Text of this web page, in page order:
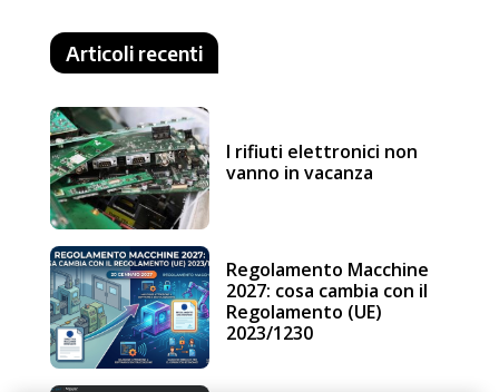
Articoli recenti
I rifiuti elettronici non
vanno in vacanza
Regolamento Macchine
2027: cosa cambia con il
Regolamento (UE)
2023/1230